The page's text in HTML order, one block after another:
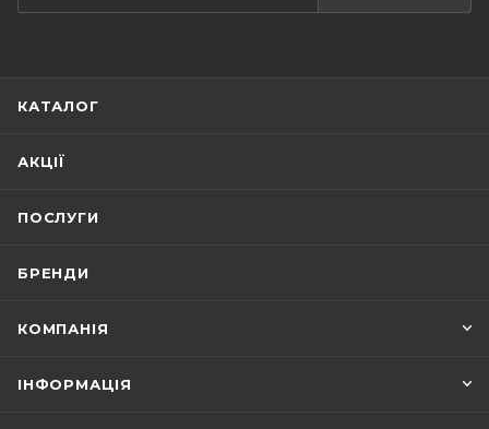
КАТАЛОГ
АКЦІЇ
ПОСЛУГИ
БРЕНДИ
КОМПАНІЯ
ІНФОРМАЦІЯ